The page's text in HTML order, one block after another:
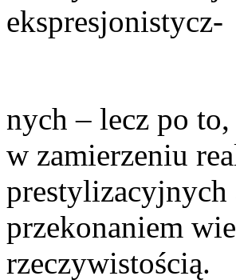
ekspresjonistycz-
nych – lecz po
w zamierzeniu
przekonaniem
rzeczywistością.